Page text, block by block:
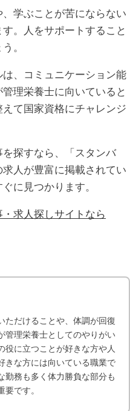
学ぶことが苦にならない
。人をサポートすること
。
、コミュニケーション能
理栄養士に向いていると
て国家資格にチャレンジ
探すなら、「スタンバ
人が豊富に掲載されてい
に見つかります。
求人探しサイトなら
ただけることや、体調が回復
管理栄養士としてのやりがい
役に立つことが好きな方や人
きな方には向いている職業で
勤務も多く体力勝負な部分も
です。